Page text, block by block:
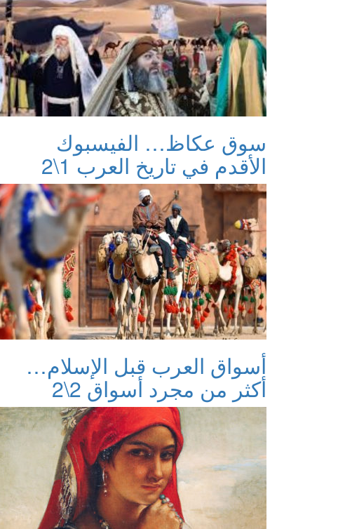
سوق عكاظ… الفيسبوك
الأقدم في تاريخ العرب 1\2
أسواق العرب قبل الإسلام…
أكثر من مجرد أسواق 2\2